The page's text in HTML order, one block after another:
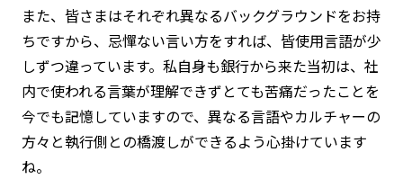
また、皆さまはそれぞれ異なるバックグラウンドをお持
ちですから、忌憚ない言い方をすれば、皆使用言語が少
しずつ違っています。私自身も銀行から来た当初は、社
内で使われる言葉が理解できずとても苦痛だったことを
今でも記憶していますので、異なる言語やカルチャーの
方々と執行側との橋渡しができるよう心掛けています
ね。